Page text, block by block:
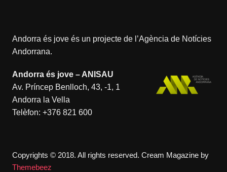
Andorra és jove és un projecte de l’Agència de Notícies
Andorrana.
Andorra és jove – ANISAU
Av. Príncep Benlloch, 43, -1, 1
Andorra la Vella
Telèfon: +376 821 600
Copyrights © 2018. All rights reserved. Cream Magazine by
Themebeez